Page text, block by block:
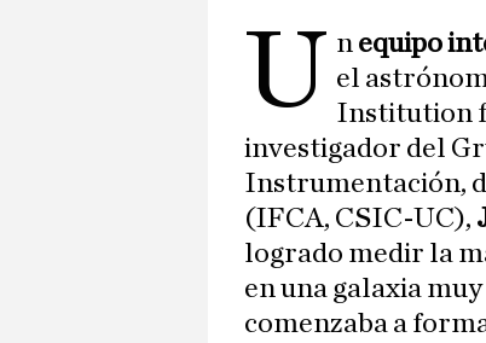
U n equipo
el
Institution
investigador del
Instrumentación,
(IFCA, CSIC-UC),
logrado medir la
en una galaxia
comenzaba a